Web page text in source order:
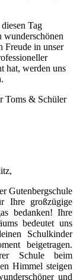
Tag
wunderschönen
Freude in unser
hat, werden uns
Toms & Schüler
Gutenbergschule
Ihre großzügige
bedanken! Ihre
bedeutet uns
Schulkinder
beigetragen.
Schule beim
Himmel steigen
und